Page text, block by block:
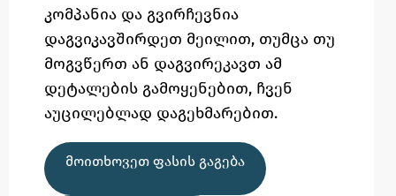
კომპანია და გვირჩევნია
დაგვიკავშირდეთ მეილით, თუმცა თუ
მოგვწერთ ან დაგვირეკავთ ამ
დეტალების გამოყენებით, ჩვენ
აუცილებლად დაგეხმარებით.
ᲛᲝᲘᲗᲮᲝᲕᲔᲗ ᲤᲐᲡᲘᲡ ᲒᲐᲒᲔᲑᲐ